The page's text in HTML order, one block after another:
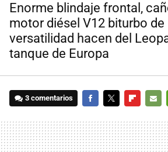
Enorme blindaje frontal,
motor diésel V12 biturbo de
versatilidad hacen del
tanque de Europa
3 comentarios
MAIL